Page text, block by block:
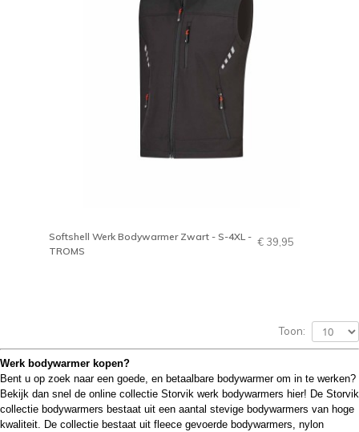
Softshell Werk Bodywarmer Zwart - S-4XL -
TROMS
€ 39,95
Toon:
Werk bodywarmer kopen?
Bent u op zoek naar een goede, en betaalbare bodywarmer om in te werken?
Bekijk dan snel de online collectie Storvik werk bodywarmers hier! De Storvik
collectie bodywarmers bestaat uit een aantal stevige bodywarmers van hoge
kwaliteit. De collectie bestaat uit fleece gevoerde bodywarmers, nylon